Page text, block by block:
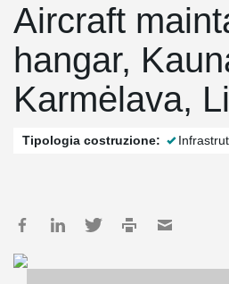
Aircraft
hangar,
Karmėlava,
Tipologia costruzione: